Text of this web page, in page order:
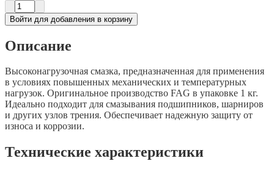
Войти для добавления в корзину
Описание
Высоконагрузочная смазка, предназначенная для применения
в условиях повышенных механических и температурных
нагрузок. Оригинальное производство FAG в упаковке 1 кг.
Идеально подходит для смазывания подшипников, шарниров
и других узлов трения. Обеспечивает надежную защиту от
износа и коррозии.
Технические характеристики